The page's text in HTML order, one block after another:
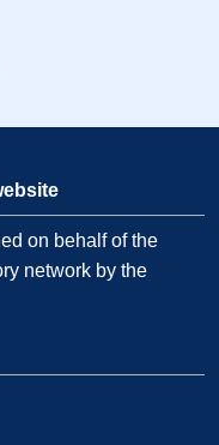
on behalf of the
network by the